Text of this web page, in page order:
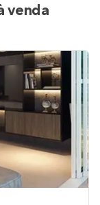
venda